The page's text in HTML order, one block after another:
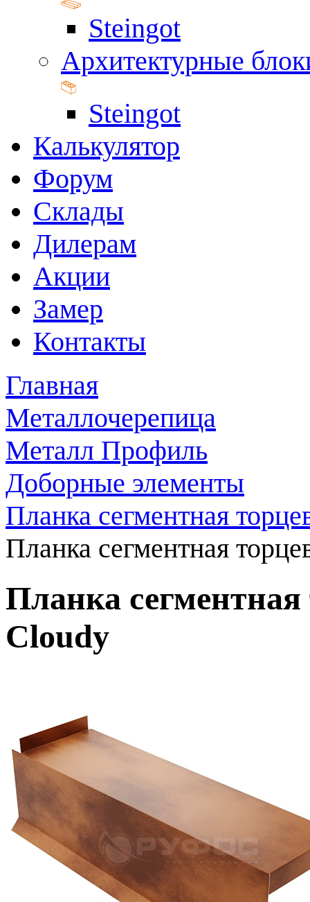
Steingot
Архитектурные
Steingot
Калькулятор
Форум
Склады
Дилерам
Акции
Замер
Контакты
Главная
Металлочерепица
Металл Профиль
Доборные элементы
Планка сегментная
Планка сегментная
Планка
Cloudy